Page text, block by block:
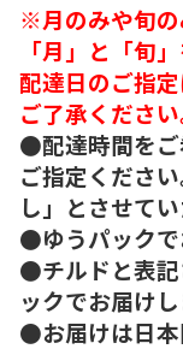
※月のみや旬の
「月」と「旬
配達日のご指定
ご了承ください
●配達時間をご
ご指定くださ
し」とさせてい
●ゆうパックで
●チルドと表記
ックでお届けし
●お届けは日本